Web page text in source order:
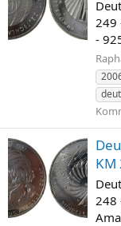
249
-
KM
248